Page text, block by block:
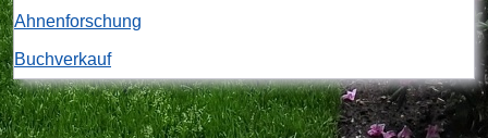
Ahnenforschung
Buchverkauf